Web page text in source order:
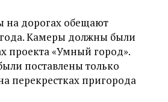
на дорогах обещают
года. Камеры должны были
проекта «Умный город».
поставлены только
перекрестках пригорода